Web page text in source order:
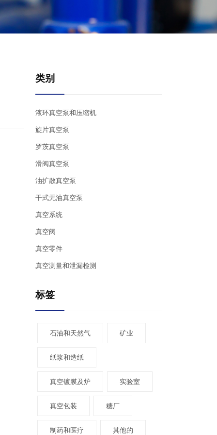
类别
液环真空泵和压缩机
旋片真空泵
罗茨真空泵
滑阀真空泵
油扩散真空泵
干式无油真空泵
真空系统
真空阀
真空零件
真空测量和泄漏检测
标签
石油和天然气 矿业
纸浆和造纸
真空镀膜及炉 实验室
真空包装 糖厂
制药和医疗 其他的